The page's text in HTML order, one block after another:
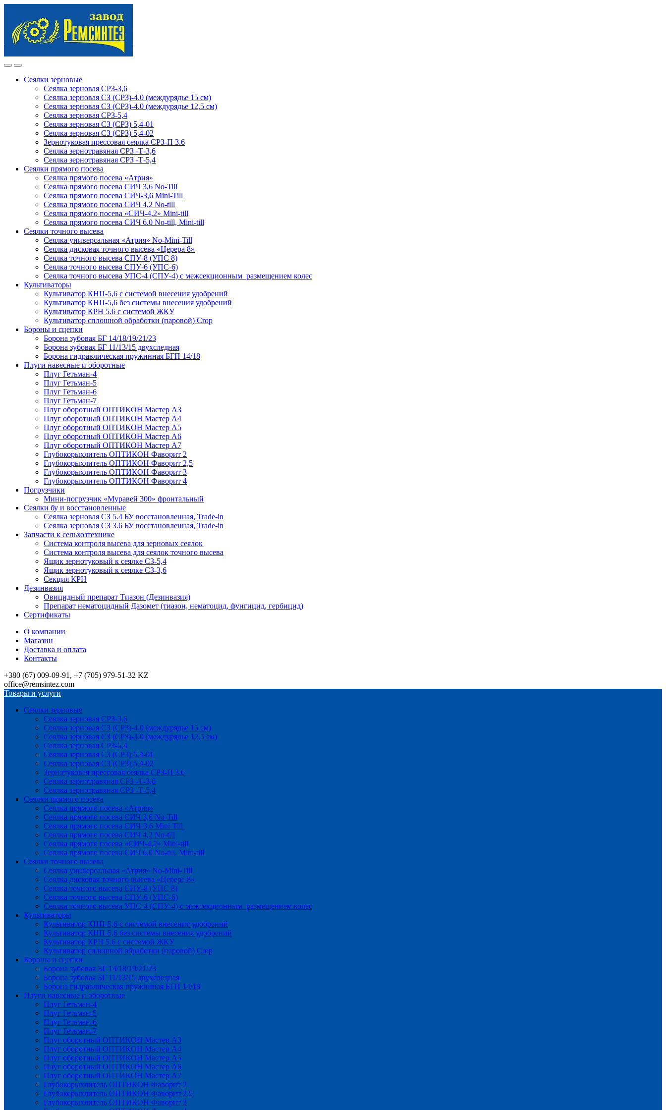
navigation
content
Сеялки зерновые
Сеялка зерновая СРЗ-3,6
Сеялка зерновая СЗ (СРЗ)-4.0 (междурядье 15 см)
Сеялка зерновая СЗ (СРЗ)-4.0 (междурядье 12,5 см)
Сеялка зерновая СРЗ-5,4
Сеялка зерновая СЗ (СРЗ) 5,4-01
Сеялка зерновая СЗ (СРЗ) 5,4-02
Зернотуковая прессовая сеялка СРЗ-П 3.6
Сеялка зернотравяная СРЗ -Т-3,6
Сеялка зернотравяная СРЗ -Т-5,4
Сеялки прямого посева
Сеялка прямого посева «Атрия»
Сеялка прямого посева СИЧ 3,6 No-Till
Сеялка прямого посева СИЧ-3,6 Mini-Till
Сеялка прямого посева СИЧ 4,2 No-till
Сеялка прямого посева «СИЧ-4,2» Mini-till
Сеялка прямого посева СИЧ 6.0 No-till, Mini-till
Сеялки точного высева
Сеялка универсальная «Атрия» No-Mini-Till
Сеялка дисковая точного высева «Церера 8»
Сеялка точного высева СПУ-8 (УПС 8)
Сеялка точного высева СПУ-6 (УПС-6)
Сеялка точного высева УПС-4 (СПУ-4) с межсекционным размещением колес
Культиваторы
Культиватор КНП-5,6 с системой внесения удобрений
Культиватор КНП-5,6 без системы внесения удобрений
Культиватор КРН 5.6 с системой ЖКУ
Культиватор сплошной обработки (паровой) Crop
Бороны и сцепки
Борона зубовая БГ 14/18/19/21/23
Борона зубовая БГ 11/13/15 двухследная
Борона гидравлическая пружинная БГП 14/18
Плуги навесные и оборотные
Плуг Гетьман-4
Плуг Гетьман-5
Плуг Гетьман-6
Плуг Гетьман-7
Плуг оборотный ОПТИКОН Мастер А3
Плуг оборотный ОПТИКОН Мастер А4
Плуг оборотный ОПТИКОН Мастер А5
Плуг оборотный ОПТИКОН Мастер А6
Плуг оборотный ОПТИКОН Мастер А7
Глубокорыхлитель ОПТИКОН Фаворит 2
Глубокорыхлитель ОПТИКОН Фаворит 2,5
Глубокорыхлитель ОПТИКОН Фаворит 3
Глубокорыхлитель ОПТИКОН Фаворит 4
Погрузчики
Мини-погрузчик «Муравей 300» фронтальный
Сеялки бу и восстановленные
Сеялка зерновая СЗ 5.4 БУ восстановленная, Trade-in
Сеялка зерновая СЗ 3.6 БУ восстановленная, Trade-in
Запчасти к сельхозтехнике
Система контроля высева для зерновых сеялок
Система контроля высева для сеялок точного высева
Ящик зернотуковый к сеялке СЗ-5,4
Ящик зернотуковый к сеялке СЗ-3,6
Секция КРН
Дезинвазия
Овицидный препарат Тиазон (Дезинвазия)
Препарат нематоцидный Дазомет (тиазон, нематоцид, фунгицид, гербицид)
Сертификаты
О компании
Магазин
Доставка и оплата
Контакты
+380 (67) 009-09-91, +7 (705) 979-51-32 KZ
office@remsintez.com
Товары и услуги
Сеялки зерновые
Сеялка зерновая СРЗ-3,6
Сеялка зерновая СЗ (СРЗ)-4.0 (междурядье 15 см)
Сеялка зерновая СЗ (СРЗ)-4.0 (междурядье 12,5 см)
Сеялка зерновая СРЗ-5,4
Сеялка зерновая СЗ (СРЗ) 5,4-01
Сеялка зерновая СЗ (СРЗ) 5,4-02
Зернотуковая прессовая сеялка СРЗ-П 3.6
Сеялка зернотравяная СРЗ -Т-3,6
Сеялка зернотравяная СРЗ -Т-5,4
Сеялки прямого посева
Сеялка прямого посева «Атрия»
Сеялка прямого посева СИЧ 3,6 No-Till
Сеялка прямого посева СИЧ-3,6 Mini-Till
Сеялка прямого посева СИЧ 4,2 No-till
Сеялка прямого посева «СИЧ-4,2» Mini-till
Сеялка прямого посева СИЧ 6.0 No-till, Mini-till
Сеялки точного высева
Сеялка универсальная «Атрия» No-Mini-Till
Сеялка дисковая точного высева «Церера 8»
Сеялка точного высева СПУ-8 (УПС 8)
Сеялка точного высева СПУ-6 (УПС-6)
Сеялка точного высева УПС-4 (СПУ-4) с межсекционным размещением колес
Культиваторы
Культиватор КНП-5,6 с системой внесения удобрений
Культиватор КНП-5,6 без системы внесения удобрений
Культиватор КРН 5.6 с системой ЖКУ
Культиватор сплошной обработки (паровой) Crop
Бороны и сцепки
Борона зубовая БГ 14/18/19/21/23
Борона зубовая БГ 11/13/15 двухследная
Борона гидравлическая пружинная БГП 14/18
Плуги навесные и оборотные
Плуг Гетьман-4
Плуг Гетьман-5
Плуг Гетьман-6
Плуг Гетьман-7
Плуг оборотный ОПТИКОН Мастер А3
Плуг оборотный ОПТИКОН Мастер А4
Плуг оборотный ОПТИКОН Мастер А5
Плуг оборотный ОПТИКОН Мастер А6
Плуг оборотный ОПТИКОН Мастер А7
Глубокорыхлитель ОПТИКОН Фаворит 2
Глубокорыхлитель ОПТИКОН Фаворит 2,5
Глубокорыхлитель ОПТИКОН Фаворит 3